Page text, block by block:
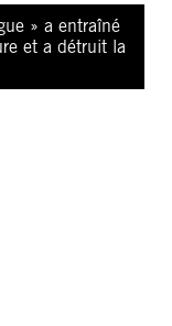
» a entraîné
et a détruit la